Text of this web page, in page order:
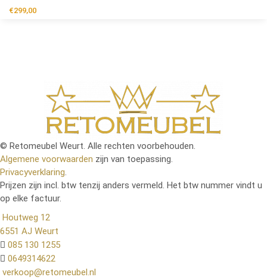
€299,00
© Retomeubel Weurt. Alle rechten voorbehouden.
Algemene voorwaarden zijn van toepassing.
Privacyverklaring.
Prijzen zijn incl. btw tenzij anders vermeld. Het btw nummer vindt u
op elke factuur.
Houtweg 12
6551 AJ Weurt
085 130 1255
0649314622
verkoop@retomeubel.nl